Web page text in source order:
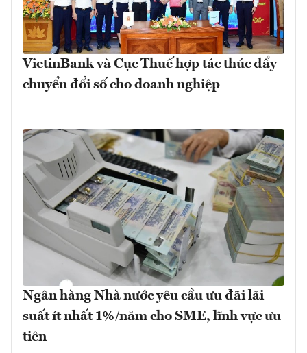
VietinBank và Cục Thuế hợp tác thúc đẩy
chuyển đổi số cho doanh nghiệp
Ngân hàng Nhà nước yêu cầu ưu đãi lãi
suất ít nhất 1%/năm cho SME, lĩnh vực ưu
tiên